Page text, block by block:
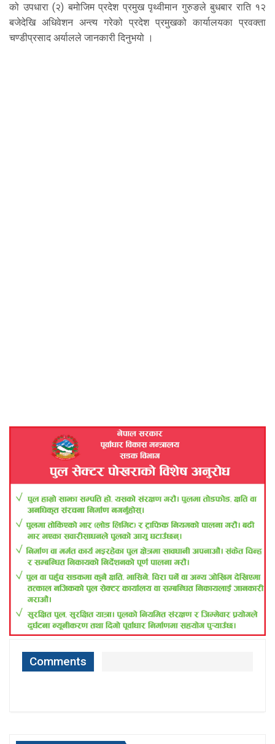
को उपधारा (२) बमोजिम प्रदेश प्रमुख पृथ्वीमान गुरुङले बुधबार राति १२
बजेदेखि अधिवेशन अन्त्य गरेको प्रदेश प्रमुखको कार्यालयका प्रवक्ता
चण्डीप्रसाद अर्यालले जानकारी दिनुभयो ।
Comments